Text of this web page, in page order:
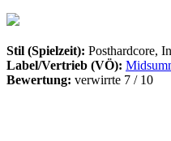
Stil (Spielzeit): Posthardcore,
Label/Vertrieb (VÖ):
Bewertung: verwirrte 7 / 10